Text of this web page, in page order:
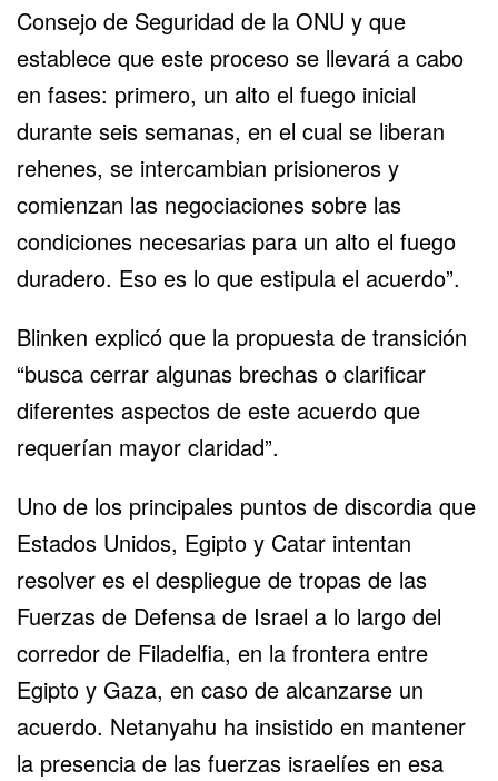
Consejo de Seguridad de la ONU y que
establece que este proceso se llevará a cabo
en fases: primero, un alto el fuego inicial
durante seis semanas, en el cual se liberan
rehenes, se intercambian prisioneros y
comienzan las negociaciones sobre las
condiciones necesarias para un alto el fuego
duradero. Eso es lo que estipula el acuerdo”.
Blinken explicó que la propuesta de transición
“busca cerrar algunas brechas o clarificar
diferentes aspectos de este acuerdo que
requerían mayor claridad”.
Uno de los principales puntos de discordia que
Estados Unidos, Egipto y Catar intentan
resolver es el despliegue de tropas de las
Fuerzas de Defensa de Israel a lo largo del
corredor de Filadelfia, en la frontera entre
Egipto y Gaza, en caso de alcanzarse un
acuerdo. Netanyahu ha insistido en mantener
la presencia de las fuerzas israelíes en esa